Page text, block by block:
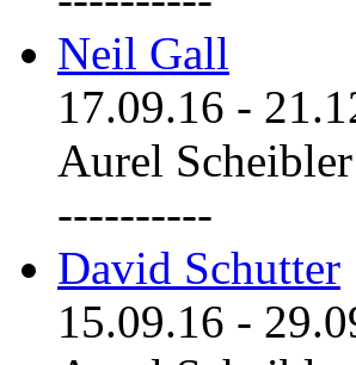
Neil Gall
17.09.16 -
Aurel
----------
David Schutter
15.09.16 -